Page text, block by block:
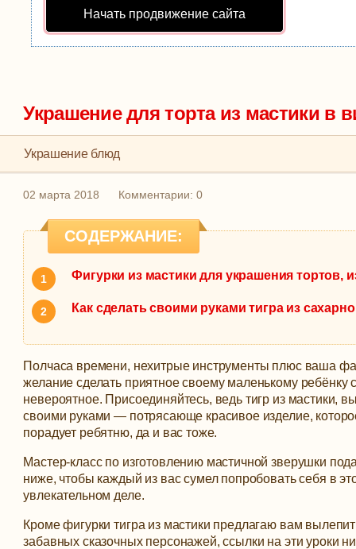
Начать продвижение сайта
Украшение для торта из мастики в
Украшение блюд
02 марта 2018 Комментарии: 0
СОДЕРЖАНИЕ:
Фигурки из мастики для украшения тортов,
Как сделать своими руками тигра из
Полчаса времени, нехитрые инструменты плюс ваша
желание сделать приятное своему маленькому ребёнку
невероятное. Присоединяйтесь, ведь тигр из мастики,
своими руками — потрясающе красивое изделие,
порадует ребятню, да и вас тоже.
Мастер-класс по изготовлению мастичной зверушки
ниже, чтобы каждый из вас сумел попробовать себя в
увлекательном деле.
Кроме фигурки тигра из мастики предлагаю вам
забавных сказочных персонажей, ссылки на эти уроки